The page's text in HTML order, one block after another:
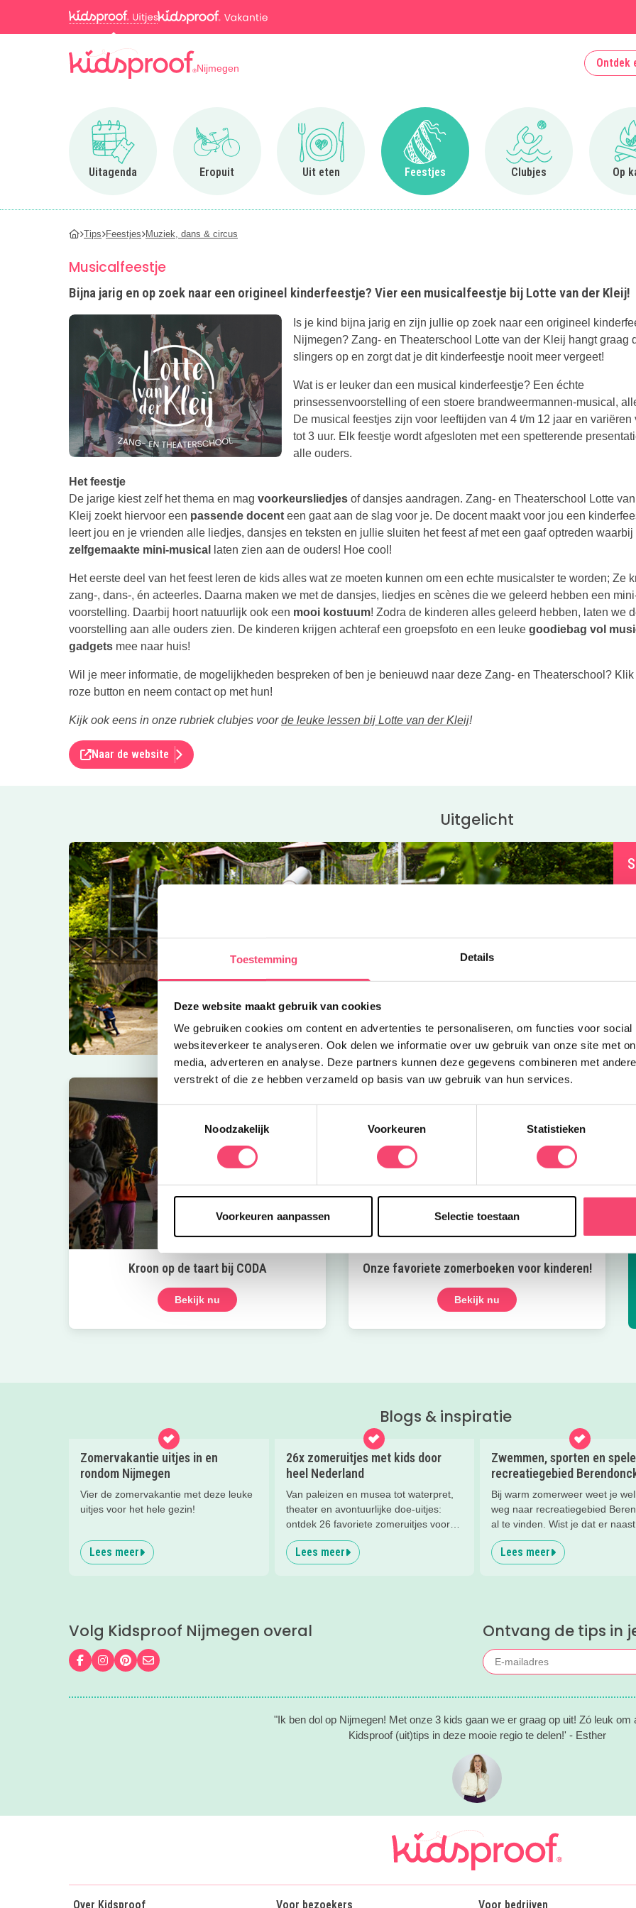
Toestemming Details
Deze website maakt gebruik van cookies
We gebruiken cookies om content en advertenties te personaliseren, om functies voor social
websiteverkeer te analyseren. Ook delen we informatie over uw gebruik van onze site met
media, adverteren en analyse. Deze partners kunnen deze gegevens combineren met
verstrekt of die ze hebben verzameld op basis van uw gebruik van hun services.
Noodzakelijk
Voorkeuren Statistieken
Voorkeuren aanpassen Selectie toestaan
Nijmegen Ontdek
Uitagenda
Ga naar Uitagenda
Eropuit
Ga naar Eropuit
Uit eten
Ga naar Uit eten
Feestjes
Ga naar Feestjes
Clubjes
Ga naar Clubjes
Op
Tips Feestjes Muziek, dans & circus
Musicalfeestje
Bijna jarig en op zoek naar een origineel kinderfeestje? Vier een musicalfeestje bij Lotte van der Kleij!
Is je kind bijna jarig en zijn jullie op zoek naar een origineel
Nijmegen? Zang- en Theaterschool Lotte van der Kleij hangt graag
slingers op en zorgt dat je dit kinderfeestje nooit meer vergeet!
Wat is er leuker dan een musical kinderfeestje? Een échte
prinsessenvoorstelling of een stoere brandweermannen-musical,
De musical feestjes zijn voor leeftijden van 4 t/m 12 jaar en variëren
tot 3 uur. Elk feestje wordt afgesloten met een spetterende
alle ouders.
Het feestje
De jarige kiest zelf het thema en mag voorkeursliedjes of dansjes aandragen. Zang- en Theaterschool Lotte
Kleij zoekt hiervoor een passende docent een gaat aan de slag voor je. De docent maakt voor jou een
leert jou en je vrienden alle liedjes, dansjes en teksten en jullie sluiten het feest af met een gaaf optreden waarbij
zelfgemaakte mini-musical
laten zien aan de ouders! Hoe cool!
Het eerste deel van het feest leren de kids alles wat ze moeten kunnen om een echte musicalster te worden; Ze
zang-, dans-, én acteerles. Daarna maken we met de dansjes, liedjes en scènes die we geleerd hebben een
voorstelling. Daarbij hoort natuurlijk ook een mooi kostuum! Zodra de kinderen alles geleerd hebben, laten we
voorstelling aan alle ouders zien. De kinderen krijgen achteraf een groepsfoto en een leuke goodiebag vol
gadgets mee naar huis!
Wil je meer informatie, de mogelijkheden bespreken of ben je benieuwd naar deze Zang- en Theaterschool?
roze button en neem contact op met hun!
Kijk ook eens in onze rubriek clubjes voorde leuke lessen bij Lotte van der Kleij!
Naar de website
Uitgelicht
Kroon op de taart bij CODA
Bekijk nu
Onze favoriete zomerboeken voor kinderen!
Bekijk nu
Blogs & inspiratie
Zomervakantie uitjes in en
rondom Nijmegen
Vier de zomervakantie met deze leuke
uitjes voor het hele gezin!
Lees meer
26x zomeruitjes met kids door
heel Nederland
Van paleizen en musea tot waterpret,
theater en avontuurlijke doe-uitjes:
ontdek 26 favoriete zomeruitjes voor
gezinnen door heel Nederland.
Lees meer
Zwemmen, sporten en
recreatiegebied
Bij warm zomerweer weet je
weg naar recreatiegebied
al te vinden. Wist je dat er naast
zwemmen zoveel meer te
voor het hele gezin bij dit
Lees meer
Volg Kidsproof Nijmegen overal
Volg ons op Facebook
Volg ons op Instagram
Volg ons op Pinterest
Mail ons
Ontvang de tips in
"Ik ben dol op Nijmegen! Met onze 3 kids gaan we er graag op uit! Zó leuk om
Kidsproof (uit)tips in deze mooie regio te delen!' - Esther
Over Kidsproof Voor bezoekers Voor bedrijven